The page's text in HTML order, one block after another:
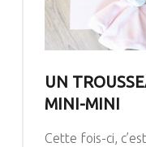
UN
MINI-MINI
Cette fois-ci,